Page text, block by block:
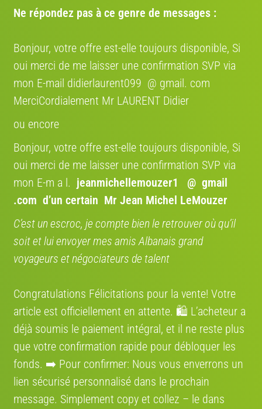
bases de données vélo) pour le Speedmax CF 7.0 mécanique à freins sur
Prix du marché :entre 1795 et 2350
Moyenne : 2600
Livraison entre particuliers
ORGANISEZ VOTRE LIVRAISON EN QUELQUES
AVEC NOS PARTENAIRES TRANSPORTEURS
SHIP TO CYCLE DANS TOUTE
L'EUROPE
Bénéficiez de 12 % avec le code
promo " VENDRE12 "
Confiez le transport de votre vélo à des spécialistes,
un service économique et fiable aussi pour les
particuliers. Bénéficiez d’une expertise
professionnelle pour livrer votre vélo partout en
Europe.
COCOLIS, TRANSPORT ENTRE
PARTICULIER EN FRANCE
Nous nous engageons à rendre votre expérience de
vente de vélo aussi fluide que possible entre
particuliers. Grâce à notre partenariat avec Cocolis,
nous vous proposons une solution de livraison
pratique, économique et respectueuse de
l’environnement.
Ne répondez pas à ce genre de messages :
Bonjour, votre offre est-elle toujours disponible, Si
oui merci de me laisser une confirmation SVP via
mon E-mail didierlaurent099 @ gmail. com
MerciCordialement Mr LAURENT Didier
ou encore
Bonjour, votre offre est-elle toujours disponible, Si
oui merci de me laisser une confirmation SVP via
mon E-m a l. jeanmichellemouzer1 @ gmail
.com d’un certain Mr Jean Michel LeMouzer
C’est un escroc, je compte bien le retrouver où qu’il
soit et lui envoyer mes amis Albanais grand
voyageurs et négociateurs de talent
Congratulations Félicitations pour la vente! Votre
article est officiellement en attente. 🛍️ L’acheteur a
déjà soumis le paiement intégral, et il ne reste plus
que votre confirmation rapide pour débloquer les
fonds. ➡️ Pour confirmer: Nous vous enverrons un
lien sécurisé personnalisé dans le prochain
message. Simplement сору et collez – le dans